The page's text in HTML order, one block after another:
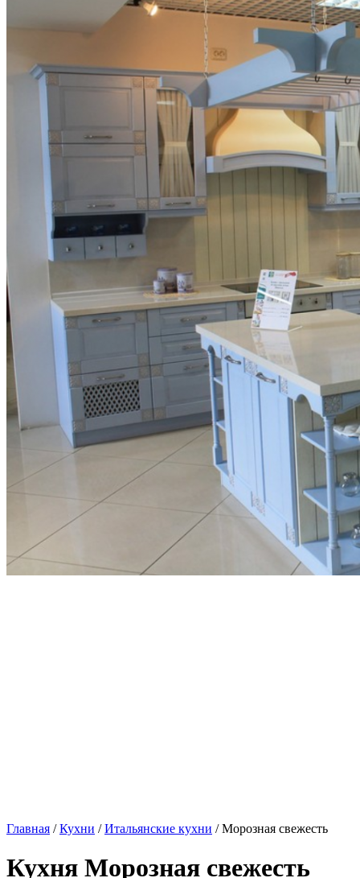
Главная /Кухни /Итальянские кухни / Морозная свежесть
Кухня Морозная свежесть